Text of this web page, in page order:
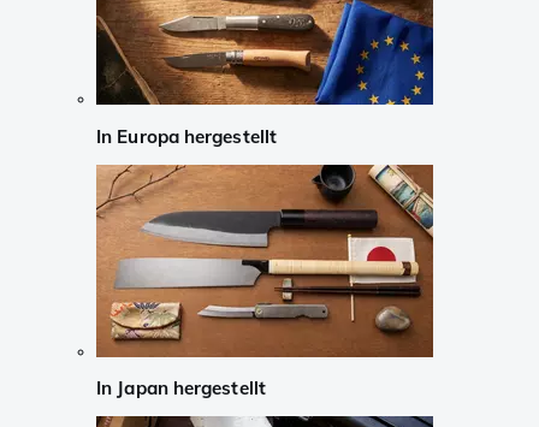
In Europa hergestellt
In Japan hergestellt